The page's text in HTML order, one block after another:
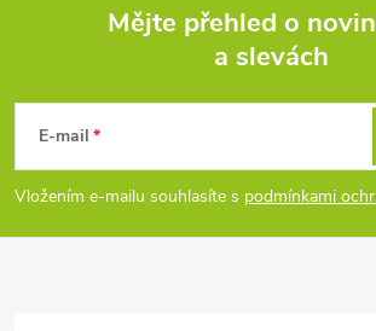
u
p
Mějte přehled o
a slevách
E-mail
Vložením e-mailu souhlasíte s podmínkami